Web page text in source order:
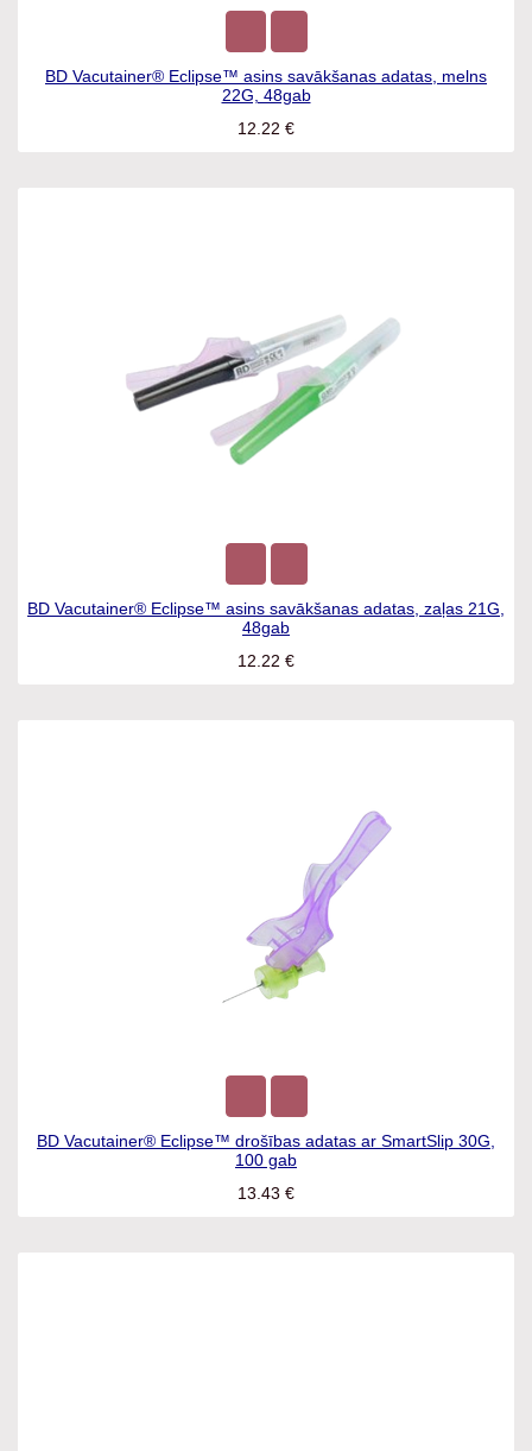
BD Vacutainer® Eclipse™ asins savākšanas adatas, melns
22G, 48gab
12.22 €
BD Vacutainer® Eclipse™ asins savākšanas adatas, zaļas
21G, 48gab
12.22 €
BD Vacutainer® Eclipse™ drošības adatas ar SmartSlip 30G,
100 gab
13.43 €